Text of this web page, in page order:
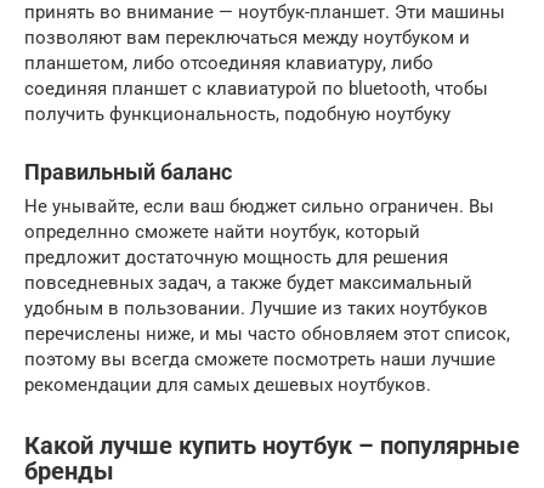
принять во внимание — ноутбук-планшет. Эти машины
позволяют вам переключаться между ноутбуком и
планшетом, либо отсоединяя клавиатуру, либо
соединяя планшет с клавиатурой по bluetooth, чтобы
получить функциональность, подобную ноутбуку
Правильный баланс
Не унывайте, если ваш бюджет сильно ограничен. Вы
определнно сможете найти ноутбук, который
предложит достаточную мощность для решения
повседневных задач, а также будет максимальный
удобным в пользовании. Лучшие из таких ноутбуков
перечислены ниже, и мы часто обновляем этот список,
поэтому вы всегда сможете посмотреть наши лучшие
рекомендации для самых дешевых ноутбуков.
Какой лучше купить ноутбук – популярные
бренды